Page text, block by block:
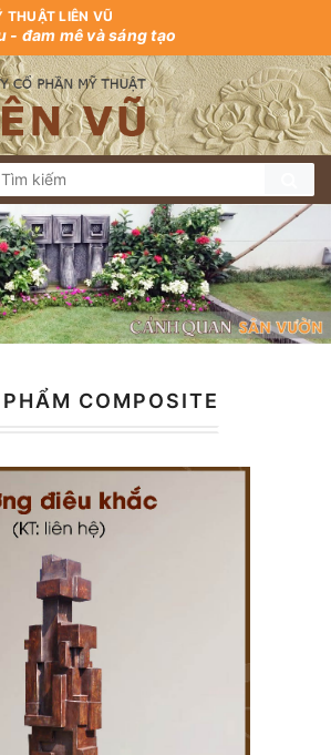
THUẬT LIÊN VŨ
- đam mê và sáng tạo
COMPOSITE